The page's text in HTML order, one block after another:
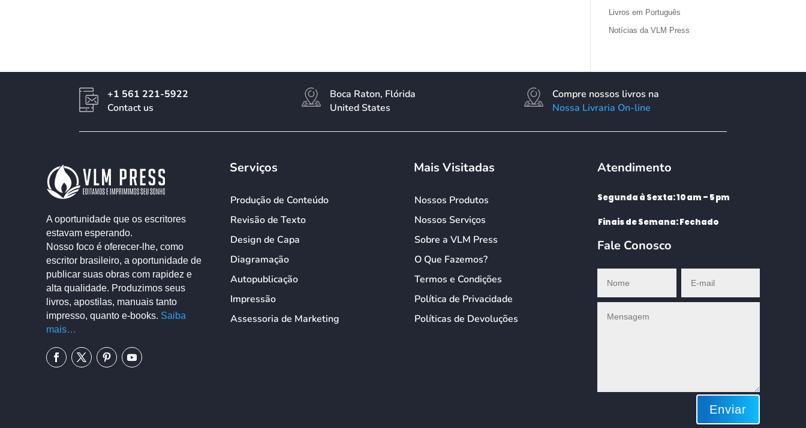
Livros em Português
Notícias da VLM Press
+1 561 221-5922
Contact us
Boca Raton, Flórida
United States
Compre nossos livros na
Nossa Livraria On-line
A oportunidade que os escritores
estavam esperando.
Nosso foco é oferecer-lhe, como
escritor brasileiro, a oportunidade de
publicar suas obras com rapidez e
alta qualidade. Produzimos seus
livros, apostilas, manuais tanto
impresso, quanto e-books. Saiba
mais…
Serviços
Produção de Conteúdo
Revisão de Texto
Design de Capa
Diagramação
Autopublicação
Impressão
Assessoria de Marketing
Mais Visitadas
Nossos Produtos
Nossos Serviços
Sobre a VLM Press
O Que Fazemos?
Termos e Condições
Política de Privacidade
Políticas de Devoluções
Atendimento
Segunda à Sexta: 10 am – 5 pm
Finais de Semana: Fechado
Fale Conosco
Enviar